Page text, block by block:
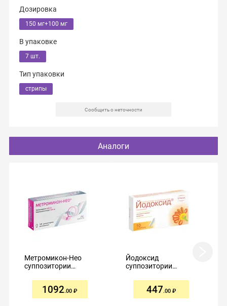
Дозировка
150 мг+100 мг
В упаковке
7 шт.
Тип упаковки
стрипы
Сообщить о неточности
Аналоги
Метромикон-Нео
суппозитории
500мг+100мг №14
1092.00
Йодоксид
суппозитории
№10
447.00